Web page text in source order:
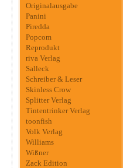
Originalausgabe
Panini
Piredda
Popcom
Reprodukt
riva Verlag
Salleck
Schreiber & Leser
Skinless Crow
Splitter Verlag
Tintentrinker Verlag
toonfish
Volk Verlag
Williams
Wißner
Zack Edition